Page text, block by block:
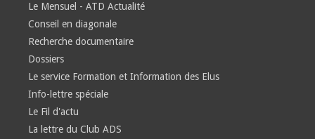
Le Mensuel - ATD Actualité
Conseil en diagonale
Recherche documentaire
Dossiers
Le service Formation et Information des Elus
Info-lettre spéciale
Le Fil d'actu
La lettre du Club ADS